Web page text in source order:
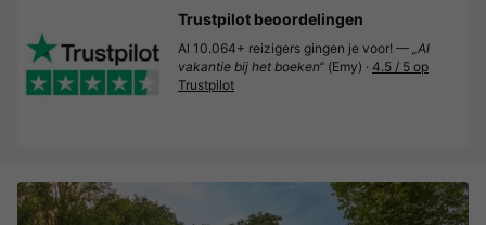
Trustpilot beoordelingen
Al 10.064+ reizigers gingen je voor! — „Al
vakantie bij het boeken“ (Emy) · 4.5 / 5 op
Trustpilot